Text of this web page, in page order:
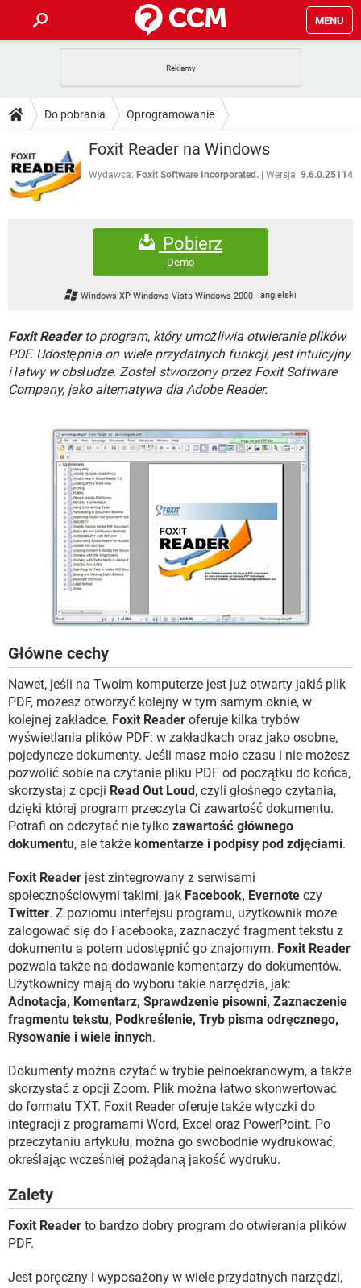
MENU
GRY WHATSAPP
NETFLIX
INSTAGRAM FACEBOOK
WINDOWS 10
PORADY
PlayStation TIKTOK
GRY
SPOTIFY
ANDROID TIKTOK
GRY
NETFLIX
FACEBOOK
FORUM
WHATSAPP
NETFLIX
INSTAGRAM FACEBOOK
TIKTOK
INSTAGRAM FACEBOOK
WINDOWS 10
Do pobrania Oprogramowanie
Foxit Reader na Windows
Wydawca: Foxit Software Incorporated. Wersja: 9.6.0.25114
Pobierz
Demo
Windows XP Windows Vista Windows 2000-angielski
Foxit Readerto program, który umożliwia otwieranie plików
PDF. Udostępnia on wiele przydatnych funkcji, jest intuicyjny
i łatwy w obsłudze. Został stworzony przez Foxit Software
Company, jako alternatywa dla Adobe Reader.
Główne cechy
Nawet, jeśli na Twoim komputerze jest już otwarty jakiś plik
PDF, możesz otworzyć kolejny w tym samym oknie, w
kolejnej zakładce. Foxit Reader oferuje kilka trybów
wyświetlania plików PDF: w zakładkach oraz jako osobne,
pojedyncze dokumenty. Jeśli masz mało czasu i nie możesz
pozwolić sobie na czytanie pliku PDF od początku do końca,
skorzystaj z opcji Read Out Loud , czyli głośnego czytania,
dzięki której program przeczyta Ci zawartość dokumentu.
Potrafi on odczytać nie tylko zawartość głównego
dokumentu, ale także komentarze i podpisy pod zdjęciami.
Foxit Reader jest zintegrowany z serwisami
społecznościowymi takimi, jak Facebook, Evernote czy
Twitter. Z poziomu interfejsu programu, użytkownik może
zalogować się do Facebooka, zaznaczyć fragment tekstu z
dokumentu a potem udostępnić go znajomym. Foxit Reader
pozwala także na dodawanie komentarzy do dokumentów.
Użytkownicy mają do wyboru takie narzędzia, jak:
Adnotacja, Komentarz, Sprawdzenie pisowni, Zaznaczenie
fragmentu tekstu, Podkreślenie, Tryb pisma odręcznego,
Rysowanie i wiele innych.
Dokumenty można czytać w trybie pełnoekranowym, a także
skorzystać z opcji Zoom. Plik można łatwo skonwertować
do formatu TXT. Foxit Reader oferuje także wtyczki do
integracji z programami Word, Excel oraz PowerPoint. Po
przeczytaniu artykułu, można go swobodnie wydrukować,
określając wcześniej pożądaną jakość wydruku.
Zalety
Foxit Reader to bardzo dobry program do otwierania plików
PDF.
Jest poręczny i wyposażony w wiele przydatnych narzędzi,